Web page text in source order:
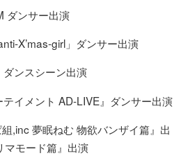
ダンサー出演
X’mas-girl」ダンサー出演
ダンスシーン出演
テイメント AD-LIVE』ダンサー出演
,inc 夢眠ねむ 物欲バンザイ篇』出
マモード篇』出演